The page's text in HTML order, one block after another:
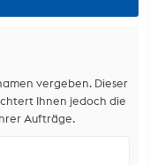
vergeben. Dieser
Ihnen jedoch die
Aufträge.